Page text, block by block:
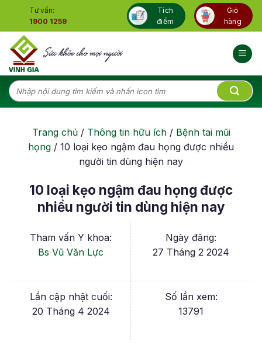
content
Tư vấn:
1900 1259
Tích
điểm
Giỏ
hàng
Tìm
kiếm:
Trang chủ/ Thông tin hữu ích/ Bệnh tai mũi
họng / 10 loại kẹo ngậm đau họng được nhiều
người tin dùng hiện nay
10 loại kẹo ngậm đau họng được
nhiều người tin dùng hiện nay
Tham vấn Y khoa:
Bs Vũ Văn Lực
Ngày đăng:
27 Tháng 2 2024
Lần cập nhật cuối:
20 Tháng 4 2024
Số lần xem:
13791